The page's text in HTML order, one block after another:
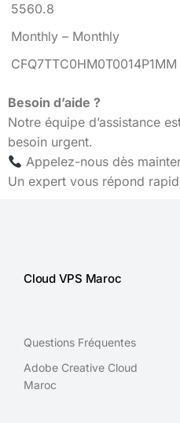
5560.8
Monthly – Monthly
CFQ7TTC0HM0T0014P1MM
Besoin d’aide ?
Notre équipe d’assistance
besoin urgent.
Appelez-nous dès
Un expert vous répond
Cloud VPS Maroc
Questions Fréquentes
Adobe Creative Cloud
Maroc